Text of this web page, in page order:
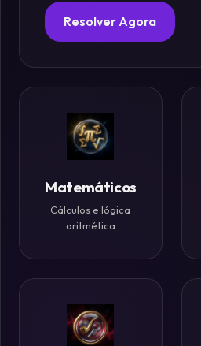
Fósforos
Criptografia
Paradoxos
Mente
Mistérios
Históricos
Resolver Agora
Matemáticos
Cálculos e lógica
aritmética